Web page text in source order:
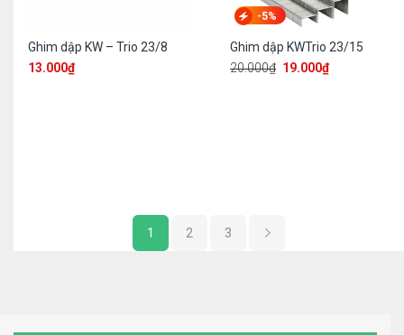
Ghim dập KW – Trio 23/8
13.000₫
-5%
Ghim dập KWTrio 23/15
20.000₫ 19.000₫
1 2 3